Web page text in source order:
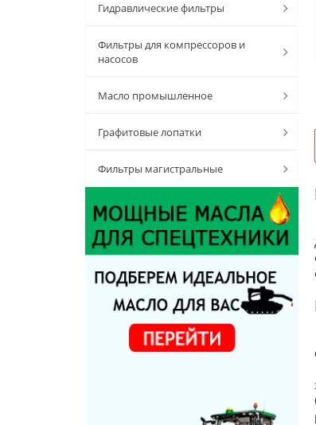
Гидравлические фильтры
Фильтры для компрессоров и
насосов
Масло промышленное
Графитовые лопатки
Фильтры магистральные